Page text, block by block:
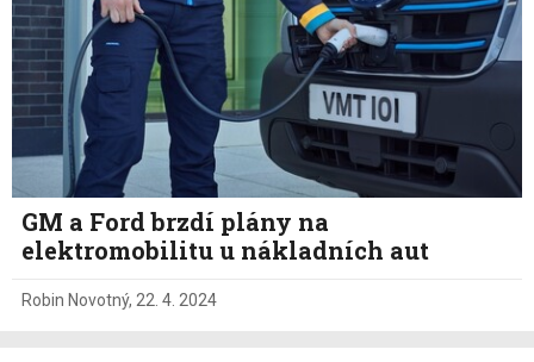
GM a Ford brzdí plány na
elektromobilitu u nákladních aut
Robin Novotný, 22. 4. 2024